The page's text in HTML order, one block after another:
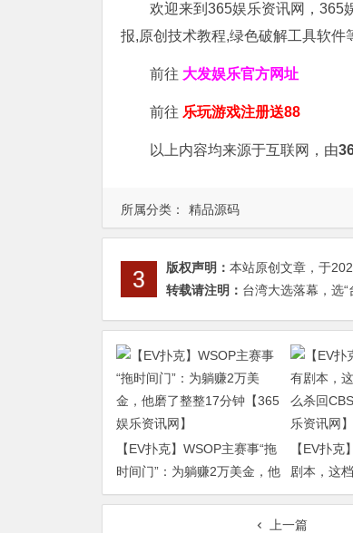
所属分类： 精品源码
欢迎来到365娱乐资讯网，365
报,原创技术教程,绿色破解工具软件
前往 大发娱乐官方网址
前往 乐玩游戏注册送88
以上内容均来源于互联网，由
版权声明： 本站原创文章，于
转载请注明： 台湾大选落幕，选
【EV扑克】WSOP主赛事“拖
时间门”：为躺赚2万美金，他
磨了整整17分钟【365娱乐资
【EV扑克
剧本，这
杀回CBS
资讯网】
上一篇